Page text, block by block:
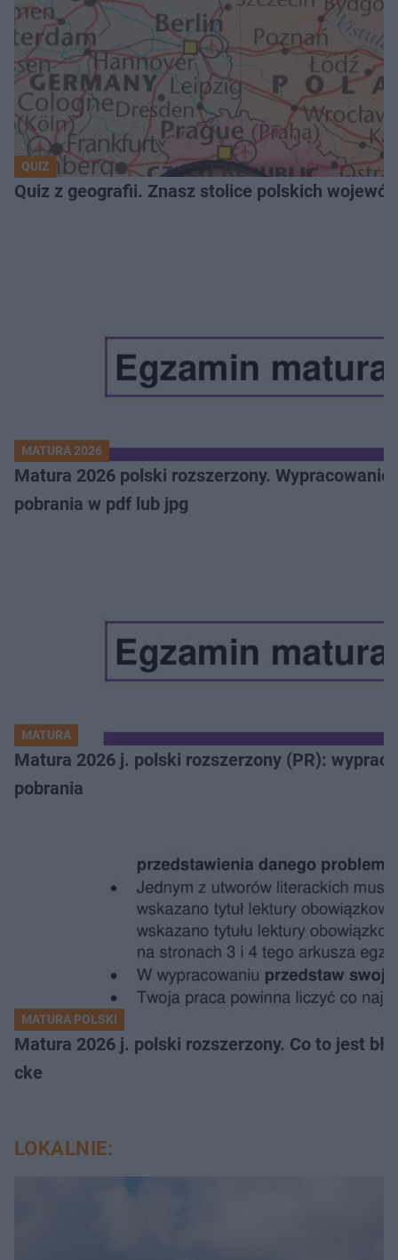
QUIZ
Quiz z geografii. Znasz stolice polskich
MATURA 2026
Matura 2026 polski rozszerzony.
pobrania w pdf lub jpg
MATURA
Matura 2026 j. polski rozszerzony (PR):
pobrania
MATURA POLSKI
Matura 2026 j. polski rozszerzony. Co to jest
cke
LOKALNIE: